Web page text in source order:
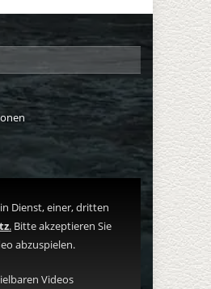
Dienst, einer, dritten
.Bitte akzeptieren Sie
abzuspielen.
Videos